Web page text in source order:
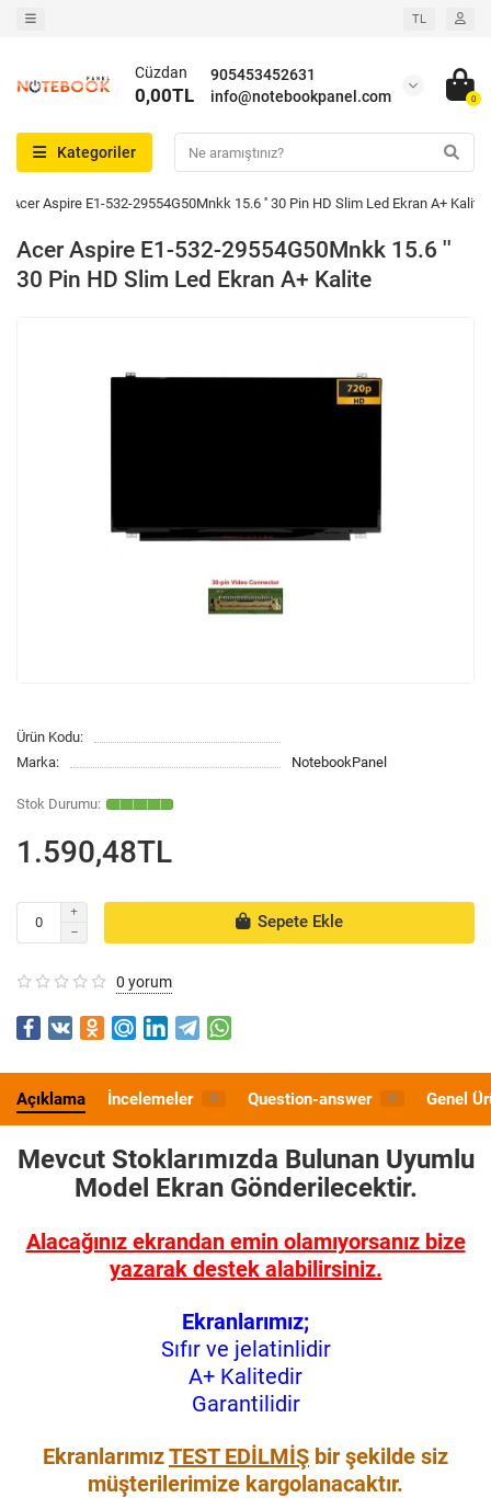
TL
905453452631
info@notebookpanel.com
Cüzdan
0,00TL 0
Kategoriler
Acer Aspire E1-532-29554G50Mnkk 15.6 '' 30 Pin HD Slim Led Ekran A+ Kalite
Acer Aspire E1-532-29554G50Mnkk 15.6 ''
30 Pin HD Slim Led Ekran A+ Kalite
Ürün Kodu:
Marka:
NotebookPanel
1.590,48TL
Sepete Ekle
0 yorum
Açıklama İncelemeler 0 Question-answer 0 Genel
Mevcut Stoklarımızda Bulunan Uyumlu
Model Ekran Gönderilecektir.
Alacağınız ekrandan emin olamıyorsanız bize
yazarak destek alabilirsiniz.
Ekranlarımız;
Sıfır ve jelatinlidir
A+ Kalitedir
Garantilidir
EkranlarımızTEST EDİLMİŞ bir şekilde siz
müşterilerimize kargolanacaktır.